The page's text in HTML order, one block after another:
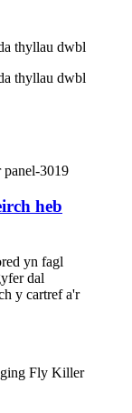
thyllau dwbl
thyllau dwbl
heb
yn fagl
dal
y cartref a'r